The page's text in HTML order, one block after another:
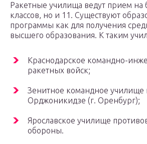
Ракетные училища ведут прием на
классов, но и 11. Существуют
программы как для получения
высшего образования. К таким
Краснодарское командно-
ракетных войск;
Зенитное командное училище
Орджоникидзе (г. Оренбург);
Ярославское училище
обороны.